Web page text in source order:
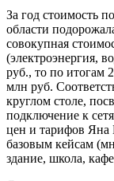
За год стоимость
области
совокупная
(электроэнергия,
руб., то по итогам
млн руб.
круглом столе,
подключение к
цен и тарифов Яна
базовым кейсам
здание, школа,